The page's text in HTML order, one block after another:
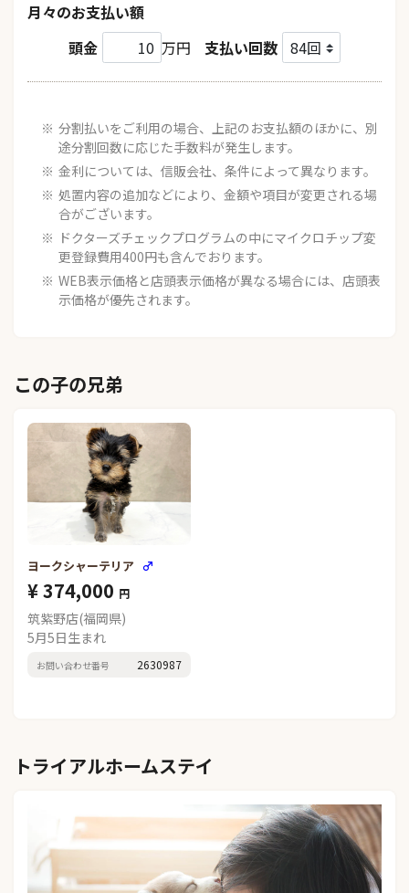
月々のお支払い額
頭金
万円 支払い回数
分割払いをご利用の場合、上記のお支払額のほかに、別
途分割回数に応じた手数料が発生します。
金利については、信販会社、条件によって異なります。
処置内容の追加などにより、金額や項目が変更される場
合がございます。
ドクターズチェックプログラムの中にマイクロチップ変
更登録費用400円も含んでおります。
WEB表示価格と店頭表示価格が異なる場合には、店頭表
示価格が優先されます。
この子の兄弟
ヨークシャーテリア ♂
¥ 374,000 円
筑紫野店(福岡県)
5月5日生まれ
お問い合わせ番号 2630987
トライアルホームステイ